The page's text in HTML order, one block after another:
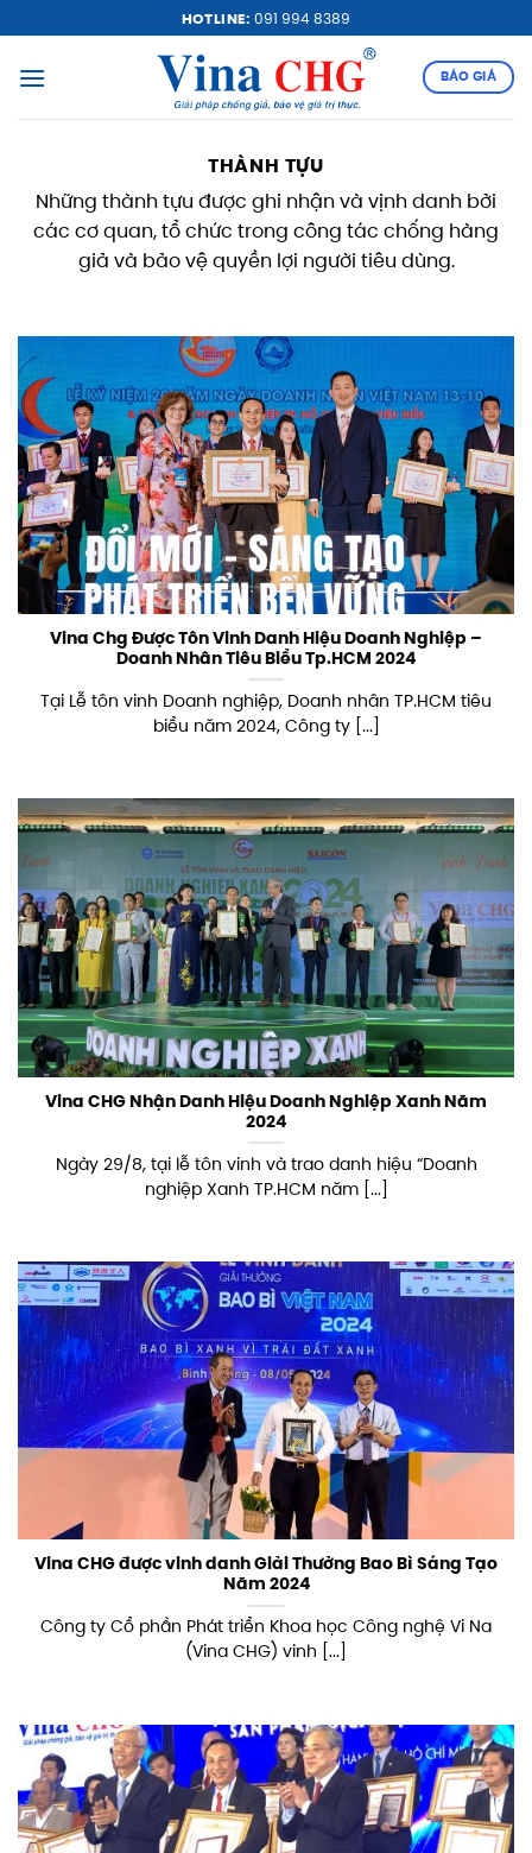
qua
nội
HOTLINE:091 994 8389
BÁO GIÁ
THÀNH TỰU
Những thành tựu được ghi nhận và vịnh danh bởi
các cơ quan, tổ chức trong công tác chống hàng
giả và bảo vệ quyền lợi người tiêu dùng.
Vina Chg Được Tôn Vinh Danh Hiệu Doanh Nghiệp –
Doanh Nhân Tiêu Biểu Tp.HCM 2024
Tại Lễ tôn vinh Doanh nghiệp, Doanh nhân TP.HCM tiêu
biểu năm 2024, Công ty [...]
Vina CHG Nhận Danh Hiệu Doanh Nghiệp Xanh Năm
2024
Ngày 29/8, tại lễ tôn vinh và trao danh hiệu “Doanh
nghiệp Xanh TP.HCM năm [...]
Vina CHG được vinh danh Giải Thưởng Bao Bì Sáng Tạo
Năm 2024
Công ty Cổ phần Phát triển Khoa học Công nghệ Vi Na
(Vina CHG) vinh [...]